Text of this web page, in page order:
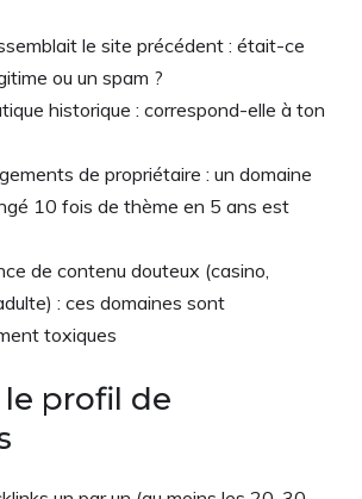
le site précédent : était-ce
ou un spam ?
historique : correspond-elle à ton
de propriétaire : un domaine
10 fois de thème en 5 ans est
de contenu douteux (casino,
: ces domaines sont
toxiques
profil de